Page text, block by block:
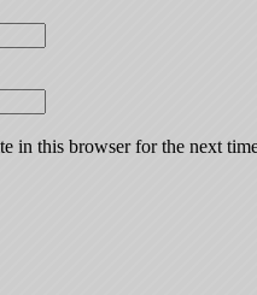
in this browser for the next